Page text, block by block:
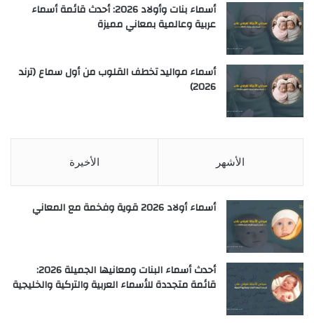
أسماء بنات وأولاد 2026: أحدث قائمة أسماء
عربية وعالمية بمعاني مميزة
أسماء مواليد تخطف القلوب من أول سماع (ترند
2026)
الأشهر الأخيرة
أسماء أولاد 2026 قوية وفخمة مع المعاني
أحدث أسماء البنات ومعانيها الجميلة 2026:
قائمة متجددة للأسماء العربية والتركية والخليجية